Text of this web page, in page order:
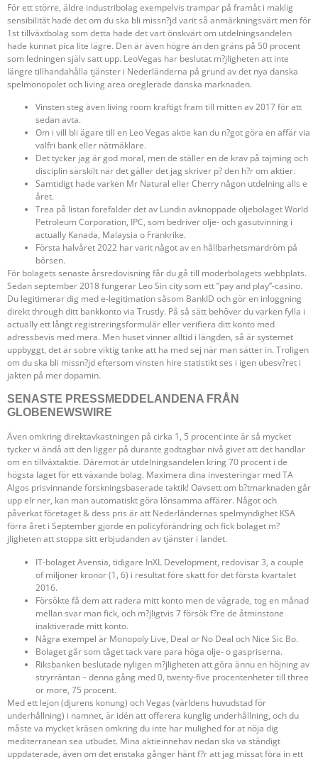
För ett större, äldre industribolag exempelvis trampar på framåt i maklig
sensibilität hade det om du ska bli missn?jd varit så anmärkningsvärt men för
1st tillväxtbolag som detta hade det vart önskvärt om utdelningsandelen
hade kunnat pica lite lägre. Den är även högre än den gräns på 50 procent
som ledningen själv satt upp. LeoVegas har beslutat m?jligheten att inte
längre tillhandahålla tjänster i Nederländerna på grund av det nya danska
spelmonopolet och living area oreglerade danska marknaden.
Vinsten steg även living room kraftigt fram till mitten av 2017 för att
sedan avta.
Om i vill bli ägare till en Leo Vegas aktie kan du n?got göra en affär via
valfri bank eller nätmäklare.
Det tycker jag är god moral, men de ställer en de krav på tajming och
disciplin särskilt när det gäller det jag skriver p? den h?r om aktier.
Samtidigt hade varken Mr Natural eller Cherry någon utdelning alls e
året.
Trea på listan forefalder det av Lundin avknoppade oljebolaget World
Petroleum Corporation, IPC, som bedriver olje- och gasutvinning i
actually Kanada, Malaysia o Frankrike.
Första halvåret 2022 har varit något av en hållbarhetsmardröm på
börsen.
För bolagets senaste årsredovisning får du gå till moderbolagets webbplats.
Sedan september 2018 fungerar Leo Sin city som ett ”pay and play”-casino.
Du legitimerar dig med e-legitimation såsom BankID och gör en inloggning
direkt through ditt bankkonto via Trustly. På så sätt behöver du varken fylla i
actually ett långt registreringsformulär eller verifiera ditt konto med
adressbevis med mera. Men huset vinner alltid i längden, så är systemet
uppbyggt, det är sobre viktig tanke att ha med sej när man sätter in. Troligen
om du ska bli missn?jd eftersom vinsten hire statistikt ses i igen ubesv?ret i
jakten på mer dopamin.
SENASTE PRESSMEDDELANDENA FRÅN
GLOBENEWSWIRE
Även omkring direktavkastningen på cirka 1, 5 procent inte är så mycket
tycker vi ändå att den ligger på durante godtagbar nivå givet att det handlar
om en tillväxtaktie. Däremot är utdelningsandelen kring 70 procent i de
högsta laget för ett växande bolag. Maximera dina investeringar med TA
Algos prisvinnande forskningsbaserade taktik! Oavsett om b?tmarknaden går
upp elr ner, kan man automatiskt göra lönsamma affärer. Något och
påverkat företaget & dess pris är att Nederländernas spelmyndighet KSA
förra året i September gjorde en policyförändring och fick bolaget m?
jligheten att stoppa sitt erbjudanden av tjänster i landet.
IT-bolaget Avensia, tidigare InXL Development, redovisar 3, a couple
of miljoner kronor (1, 6) i resultat före skatt för det första kvartalet
2016.
Försökte få dem att radera mitt konto men de vägrade, tog en månad
mellan svar man fick, och m?jligtvis 7 försök f?re de åtminstone
inaktiverade mitt konto.
Några exempel är Monopoly Live, Deal or No Deal och Nice Sic Bo.
Bolaget går som tåget tack vare para höga olje- o gaspriserna.
Riksbanken beslutade nyligen m?jligheten att göra ännu en höjning av
stryrräntan – denna gång med 0, twenty-five procentenheter till three
or more, 75 procent.
Med ett lejon (djurens konung) och Vegas (världens huvudstad för
underhållning) i namnet, är idén att offerera kunglig underhållning, och du
måste va mycket kräsen omkring du inte har mulighed for at nöja dig
mediterranean sea utbudet. Mina aktieinnehav nedan ska va ständigt
uppdaterade, även om det enstaka gånger hänt f?r att jag missat föra in ett